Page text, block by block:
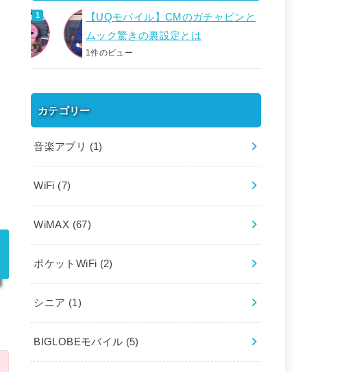
【UQモバイル】CMのガチャピンと
ムック驚きの裏設定とは
1件のビュー
カテゴリー
音楽アプリ (1)
WiFi (7)
WiMAX (67)
ポケットWiFi (2)
シニア (1)
BIGLOBEモバイル (5)